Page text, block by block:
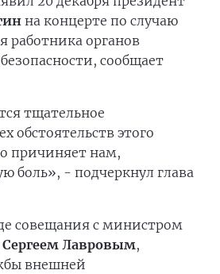
на концерте по случаю
работника органов
сообщает
тщательное
обстоятельств этого
причиняет нам,
боль», - подчеркнул глава
совещания с министром
Сергеем Лавровым,
внешней